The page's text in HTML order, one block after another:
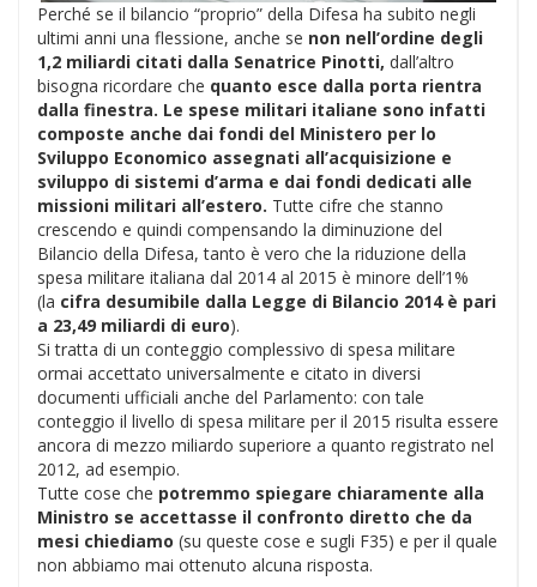
Perché se il bilancio “proprio” della Difesa ha subito negli
ultimi anni una flessione, anche se non nell’ordine degli
1,2 miliardi citati dalla Senatrice Pinotti, dall’altro
bisogna ricordare che quanto esce dalla porta rientra
dalla finestra. Le spese militari italiane sono infatti
composte anche dai fondi del Ministero per lo
Sviluppo Economico assegnati all’acquisizione e
sviluppo di sistemi d’arma e dai fondi dedicati alle
missioni militari all’estero. Tutte cifre che stanno
crescendo e quindi compensando la diminuzione del
Bilancio della Difesa, tanto è vero che la riduzione della
spesa militare italiana dal 2014 al 2015 è minore dell’1%
(la cifra desumibile dalla Legge di Bilancio 2014 è pari
a 23,49 miliardi di euro).
Si tratta di un conteggio complessivo di spesa militare
ormai accettato universalmente e citato in diversi
documenti ufficiali anche del Parlamento: con tale
conteggio il livello di spesa militare per il 2015 risulta essere
ancora di mezzo miliardo superiore a quanto registrato nel
2012, ad esempio.
Tutte cose che potremmo spiegare chiaramente alla
Ministro se accettasse il confronto diretto che da
mesi chiediamo (su queste cose e sugli F35) e per il quale
non abbiamo mai ottenuto alcuna risposta.